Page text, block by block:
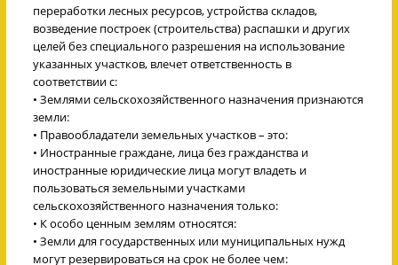
переработки лесных ресурсов, устройства складов,
возведение построек (строительства) распашки и других
целей без специального разрешения на использование
указанных участков, влечет ответственность в
соответствии с:
• Землями сельскохозяйственного назначения признаются
земли:
• Правообладатели земельных участков – это:
• Иностранные граждане, лица без гражданства и
иностранные юридические лица могут владеть и
пользоваться земельными участками
сельскохозяйственного назначения только:
• К особо ценным землям относятся:
• Земли для государственных или муниципальных нужд
могут резервироваться на срок не более чем: